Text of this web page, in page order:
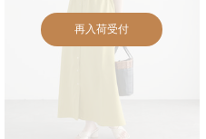
再入荷受付